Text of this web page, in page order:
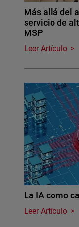
Más allá del
servicio de
MSP
Leer Artículo
La IA como
Leer Artículo